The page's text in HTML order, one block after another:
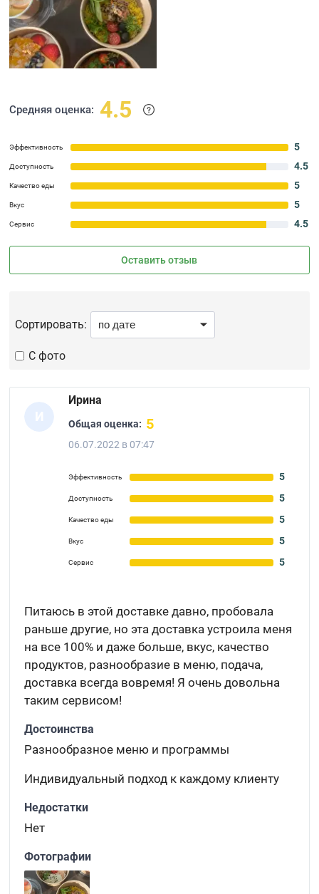
Средняя оценка: 4.5
Эффективность 5
Доступность 4.5
Качество еды 5
Вкус 5
Сервис 4.5
Оставить отзыв
С фото
Сортировать:
И
Ирина
Общая оценка: 5
06.07.2022 в 07:47
Эффективность 5
Доступность 5
Качество еды 5
Вкус 5
Сервис 5
Питаюсь в этой доставке давно, пробовала
раньше другие, но эта доставка устроила меня
на все 100% и даже больше, вкус, качество
продуктов, разнообразие в меню, подача,
доставка всегда вовремя! Я очень довольна
таким сервисом!
Достоинства
Разнообразное меню и программы
Индивидуальный подход к каждому клиенту
Недостатки
Нет
Фотографии